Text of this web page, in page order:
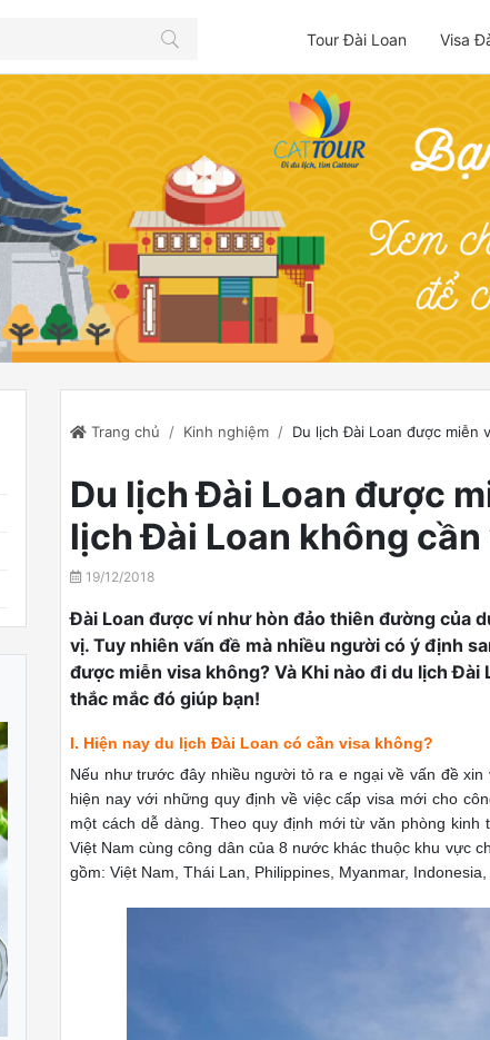
Tour Đài Loan Visa
Trang chủ Kinh nghiệm Du lịch Đài Loan được miễn
Du lịch Đài Loan được
lịch Đài Loan không cần
19/12/2018
Đài Loan được ví như hòn đảo thiên đường của
vị. Tuy nhiên vấn đề mà nhiều người có ý định
được miễn visa không? Và Khi nào đi du lịch
thắc mắc đó giúp bạn!
I. Hiện nay du lịch Đài Loan có cần visa không?
Nếu như trước đây nhiều người tỏ ra e ngại về vấn đề
hiện nay với những quy định về việc cấp visa mới cho
một cách dễ dàng. Theo quy định mới từ văn phòng
Việt Nam cùng công dân của 8 nước khác thuộc khu vực
gồm: Việt Nam, Thái Lan, Philippines, Myanmar,